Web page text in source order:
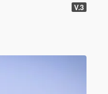
V.3